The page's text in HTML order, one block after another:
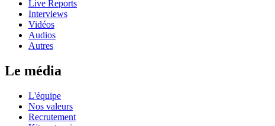
Live Reports
Interviews
Vidéos
Audios
Autres
Le média
L'équipe
Nos valeurs
Recrutement